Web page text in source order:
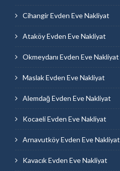
Cihangir Evden Eve Nakliyat
Ataköy Evden Eve Nakliyat
Okmeydanı Evden Eve Nakliyat
Maslak Evden Eve Nakliyat
Alemdağ Evden Eve Nakliyat
Kocaeli Evden Eve Nakliyat
Arnavutköy Evden Eve Nakliyat
Kavacık Evden Eve Nakliyat